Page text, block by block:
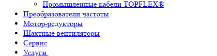
Промышленные кабели TOPFLEX®
Преобразователи частоты
Мотор-редукторы
Шахтные вентиляторы
Сервис
Услуги